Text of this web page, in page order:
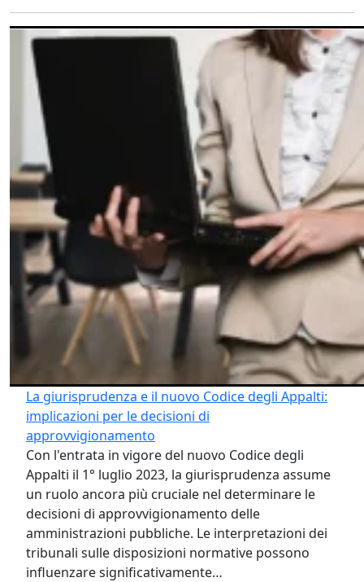
La giurisprudenza e il nuovo Codice degli Appalti:
implicazioni per le decisioni di
approvvigionamento
Con l'entrata in vigore del nuovo Codice degli
Appalti il 1° luglio 2023, la giurisprudenza assume
un ruolo ancora più cruciale nel determinare le
decisioni di approvvigionamento delle
amministrazioni pubbliche. Le interpretazioni dei
tribunali sulle disposizioni normative possono
influenzare significativamente…